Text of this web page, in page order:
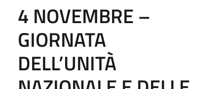
4 NOVEMBRE –
GIORNATA
DELL’UNITÀ